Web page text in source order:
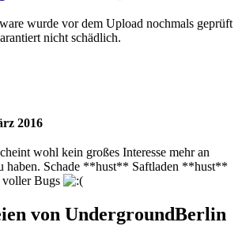
wurde vor dem Upload nochmals geprüft
nicht schädlich.
2016
wohl kein großes Interesse mehr an
haben. Schade **hust** Saftladen **hust**
voller Bugs
von UndergroundBerlin